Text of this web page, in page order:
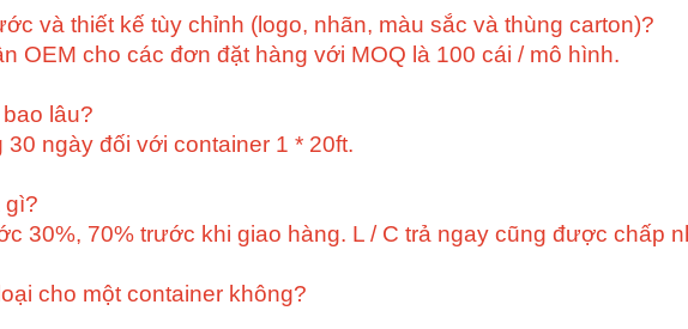
và thiết kế tùy chỉnh (logo, nhãn, màu sắc và thùng carton)?
OEM cho các đơn đặt hàng với MOQ là 100 cái / mô hình.
lâu?
ngày đối với container 1 * 20ft.
gì?
30%, 70% trước khi giao hàng. L / C trả ngay cũng được chấp
cho một container không?